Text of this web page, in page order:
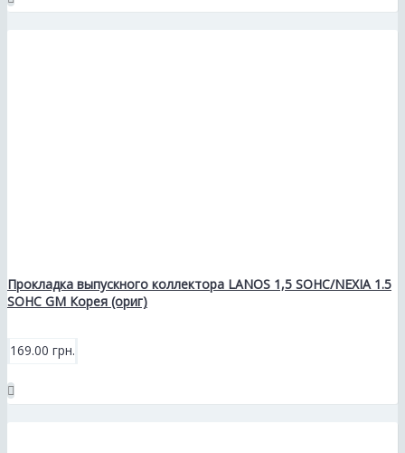
Прокладка выпускного коллектора LANOS 1,5 SOHC/NEXIA 1.5
SOHC GM Корея (ориг)
169.00 грн.